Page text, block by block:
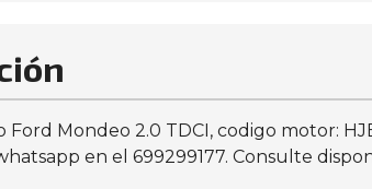
Mondeo 2.0 TDCI, codigo motor:
en el 699299177. Consulte